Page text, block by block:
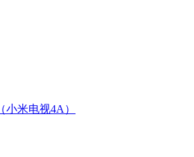
米电视4A）